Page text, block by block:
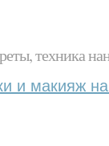
техника
и макияж